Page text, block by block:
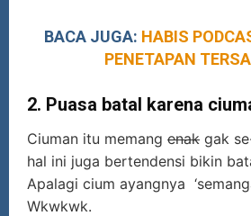
BACA JUGA: HABIS
PENETAPAN
2. Puasa batal karena
Ciuman itu memang enak gak
hal ini juga bertendensi bikin
Apalagi cium ayangnya
Wkwkwk.